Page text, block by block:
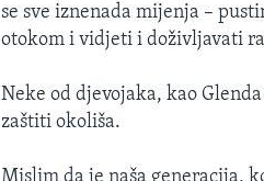
se sve iznenada mijenja –
otokom i vidjeti i doživljavati
Neke od djevojaka, kao
zaštiti okoliša.